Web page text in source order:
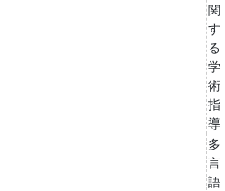
関
す
る
学
術
指
導
多
言
語